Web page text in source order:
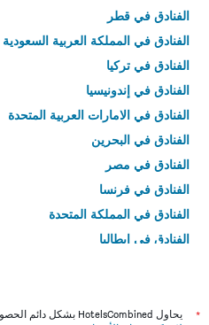
الفنادق في قطر
الفنادق في المملكة العربية السعودية
الفنادق في تركيا
الفنادق في إندونيسيا
الفنادق في الامارات العربية المتحدة
الفنادق في البحرين
الفنادق في مصر
الفنادق في فرنسا
الفنادق في المملكة المتحدة
الفنادق في إيطاليا
*
يحاول HotelsCombined بشكل دائم الحصول على الأسعار الدقيقة، ولكن